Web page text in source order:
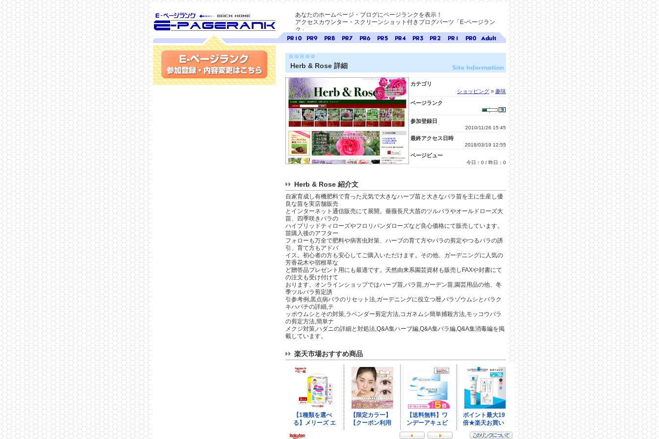
SEO対策に E-ページ
ランク
あなたのホームページ・ブログにページランクを表示！
アクセスカウンター・スクリーンショット付きブログパーツ「E-ページラン
ク」
ランク
10
ランク
9
ランクランクランクランクランクランクランクランクランクダルト
検索
A-ペー
Herb & Rose 詳細
カテゴリ
ショッピング » 趣味
ページランク
参加登録日
2010/11/26 15:45
最終アクセス日時
2018/03/19 12:55
ページビュー
今日：0 / 昨日：0
Herb & Rose 紹介文
自家育成し有機肥料で育った元気で大きなハーブ苗と大きなバラ苗を主に生産し優
良な苗を実店舗販売
とインターネット通信販売にて展開。薔薇長尺大苗のツルバラやオールドローズ大
苗、四季咲きバラの
ハイブリッドティローズやフロリバンダローズなど良心価格にて販売しています。
苗購入後のアフター
フォローも万全で肥料や病害虫対策、ハーブの育て方やバラの剪定やつるバラの誘
引、育て方もアドバ
イス。初心者の方も安心してご購入いただけます。その他、ガーデニングに人気の
芳香花木や宿根草な
ど贈答品プレゼント用にも最適です。天然由来系園芸資材も販売しFAXや封書にて
の注文も受け付けて
おります。オンラインショップではハーブ苗,バラ苗,ガーデン苗,園芸用品の他、冬
季ツルバラ剪定誘
引参考例,黒点病バラのリセット法,ガーデニングに役立つ暦,バラゾウムシとバラク
キハバチの詳細,テ
ッポウムシとその対策,ラベンダー剪定方法,コガネムシ簡単捕殺方法,モッコウバラ
の剪定方法,簡単ナ
メクジ対策,ハダニの詳細と対処法,Q&A集ハーブ編,Q&A集バラ編,Q&A集消毒編を掲
載しています。
楽天市場おすすめ商品
参加登録(無料)・内容変更